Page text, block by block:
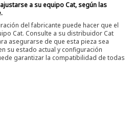
a su equipo Cat, según las
del fabricante puede hacer que el
Cat. Consulte a su distribuidor Cat
asegurarse de que esta pieza sea
su estado actual y configuración
garantizar la compatibilidad de todas